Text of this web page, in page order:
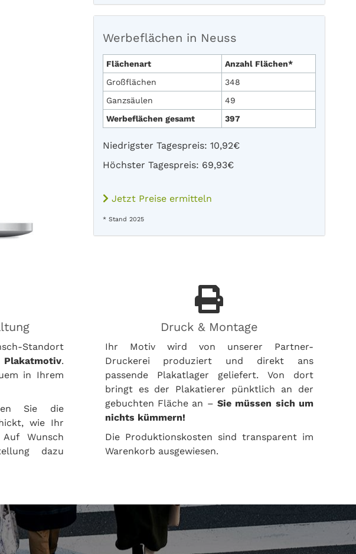
Werbeflächen in Neuss
Flächenart
Anzahl Flächen*
Großflächen
348
Ganzsäulen
49
Werbeflächen gesamt
397
Niedrigster Tagespreis: 10,92€
Höchster Tagespreis: 69,93€
Jetzt Preise ermitteln
* Stand 2025
Standort
.
in Ihrem
Sie die
wie Ihr
Wunsch
dazu
Druck & Montage
Ihr Motiv wird von unserer Partner-
Druckerei produziert und direkt ans
passende Plakatlager geliefert. Von dort
bringt es der Plakatierer pünktlich an der
gebuchten Fläche an – Sie müssen sich um
nichts kümmern!
Die Produktionskosten sind transparent im
Warenkorb ausgewiesen.